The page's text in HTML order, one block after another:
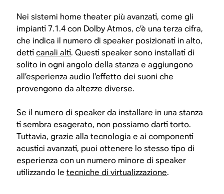
Nei sistemi home theater più avanzati, come gli
impianti 7.1.4 con Dolby Atmos, c’è una terza cifra,
che indica il numero di speaker posizionati in alto,
detticanali alti. Questi speaker sono installati di
solito in ogni angolo della stanza e aggiungono
all’esperienza audio l’effetto dei suoni che
provengono da altezze diverse.
Se il numero di speaker da installare in una stanza
ti sembra esagerato, non possiamo darti torto.
Tuttavia, grazie alla tecnologia e ai componenti
acustici avanzati, puoi ottenere lo stesso tipo di
esperienza con un numero minore di speaker
utilizzando letecniche di virtualizzazione.